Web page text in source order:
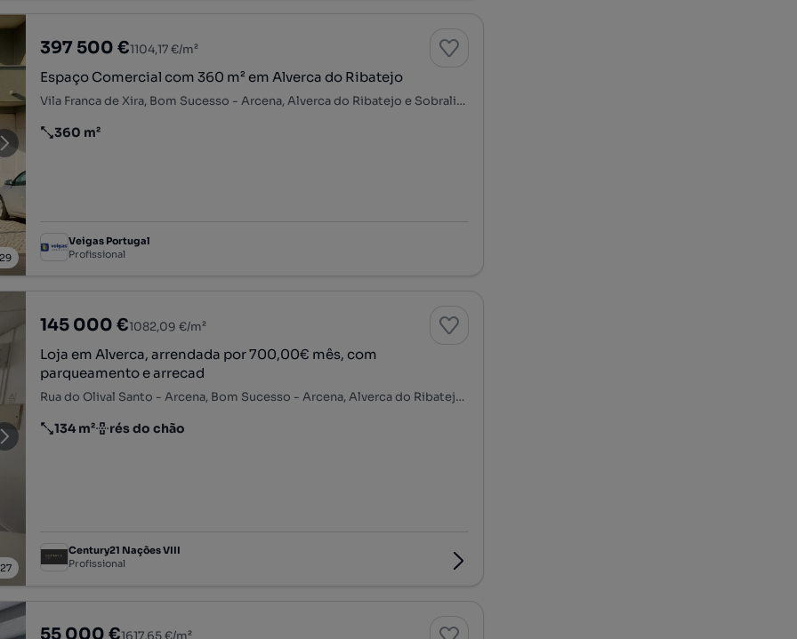
29
397 500 €1104,17 €/m²
Espaço Comercial com 360 m² em Alverca do Ribatejo
Vila Franca de Xira, Bom Sucesso - Arcena, Alverca do Ribatejo e Sobralinho, Vila Franca de Xira, Lisboa
Preço por metro quadrado
360 m²
Veigas Portugal
Profissional
27
145 000 €1082,09 €/m²
Loja em Alverca, arrendada por 700,00€ mês, com
parqueamento e arrecad
Rua do Olival Santo - Arcena, Bom Sucesso - Arcena, Alverca do Ribatejo e Sobralinho, Vila Franca de Xira, Lisboa
Preço por metro quadrado
134 m²
Andar rés do chão
Century21 Nações VIII
Profissional